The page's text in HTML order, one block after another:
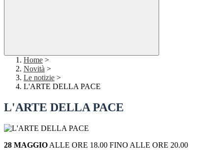
Home >
Novità >
Le notizie >
L'ARTE DELLA PACE
L'ARTE DELLA PACE
28 MAGGIO ALLE ORE 18.00 FINO ALLE ORE 20.00